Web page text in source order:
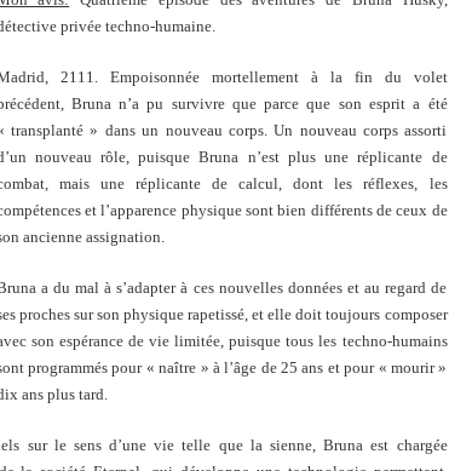
privée techno-humaine.
2111. Empoisonnée mortellement à la fin du volet
Bruna n’a pu survivre que parce que son esprit a été
transplanté » dans un nouveau corps. Un nouveau corps assorti
nouveau rôle, puisque Bruna n’est plus une réplicante de
mais une réplicante de calcul, dont les réflexes, les
et l’apparence physique sont bien différents de ceux de
ancienne assignation.
a du mal à s’adapter à ces nouvelles données et au regard de
proches sur son physique rapetissé, et elle doit toujours composer
son espérance de vie limitée, puisque tous les techno-humains
programmés pour « naître » à l’âge de 25 ans et pour « mourir »
ans plus tard.
sur le sens d’une vie telle que la sienne, Bruna est chargée